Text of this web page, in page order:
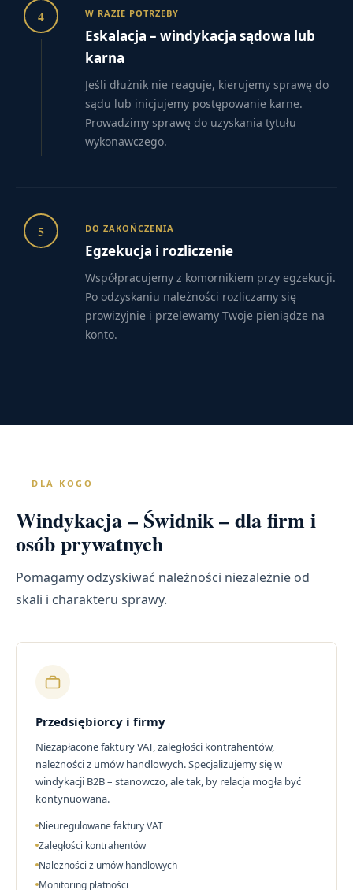
4 W RAZIE POTRZEBY
Eskalacja – windykacja sądowa lub
karna
Jeśli dłużnik nie reaguje, kierujemy sprawę do
sądu lub inicjujemy postępowanie karne.
Prowadzimy sprawę do uzyskania tytułu
wykonawczego.
5 DO ZAKOŃCZENIA
Egzekucja i rozliczenie
Współpracujemy z komornikiem przy egzekucji.
Po odzyskaniu należności rozliczamy się
prowizyjnie i przelewamy Twoje pieniądze na
konto.
DLA KOGO
Windykacja – Świdnik – dla firm i
osób prywatnych
Pomagamy odzyskiwać należności niezależnie od
skali i charakteru sprawy.
Przedsiębiorcy i firmy
Niezapłacone faktury VAT, zaległości kontrahentów,
należności z umów handlowych. Specjalizujemy się w
windykacji B2B – stanowczo, ale tak, by relacja mogła być
kontynuowana.
Nieuregulowane faktury VAT
Zaległości kontrahentów
Należności z umów handlowych
Monitoring płatności